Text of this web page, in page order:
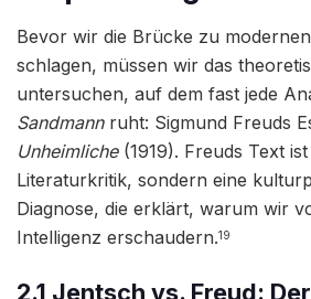
Bevor wir die Brücke zu
schlagen, müssen wir das
untersuchen, auf dem fast jede
Sandmannruht: Sigmund Freuds
Unheimliche(1919). Freuds Text
Literaturkritik, sondern eine
Diagnose, die erklärt, warum wir
Intelligenz erschaudern.19
2.1 Jentsch vs. Freud: